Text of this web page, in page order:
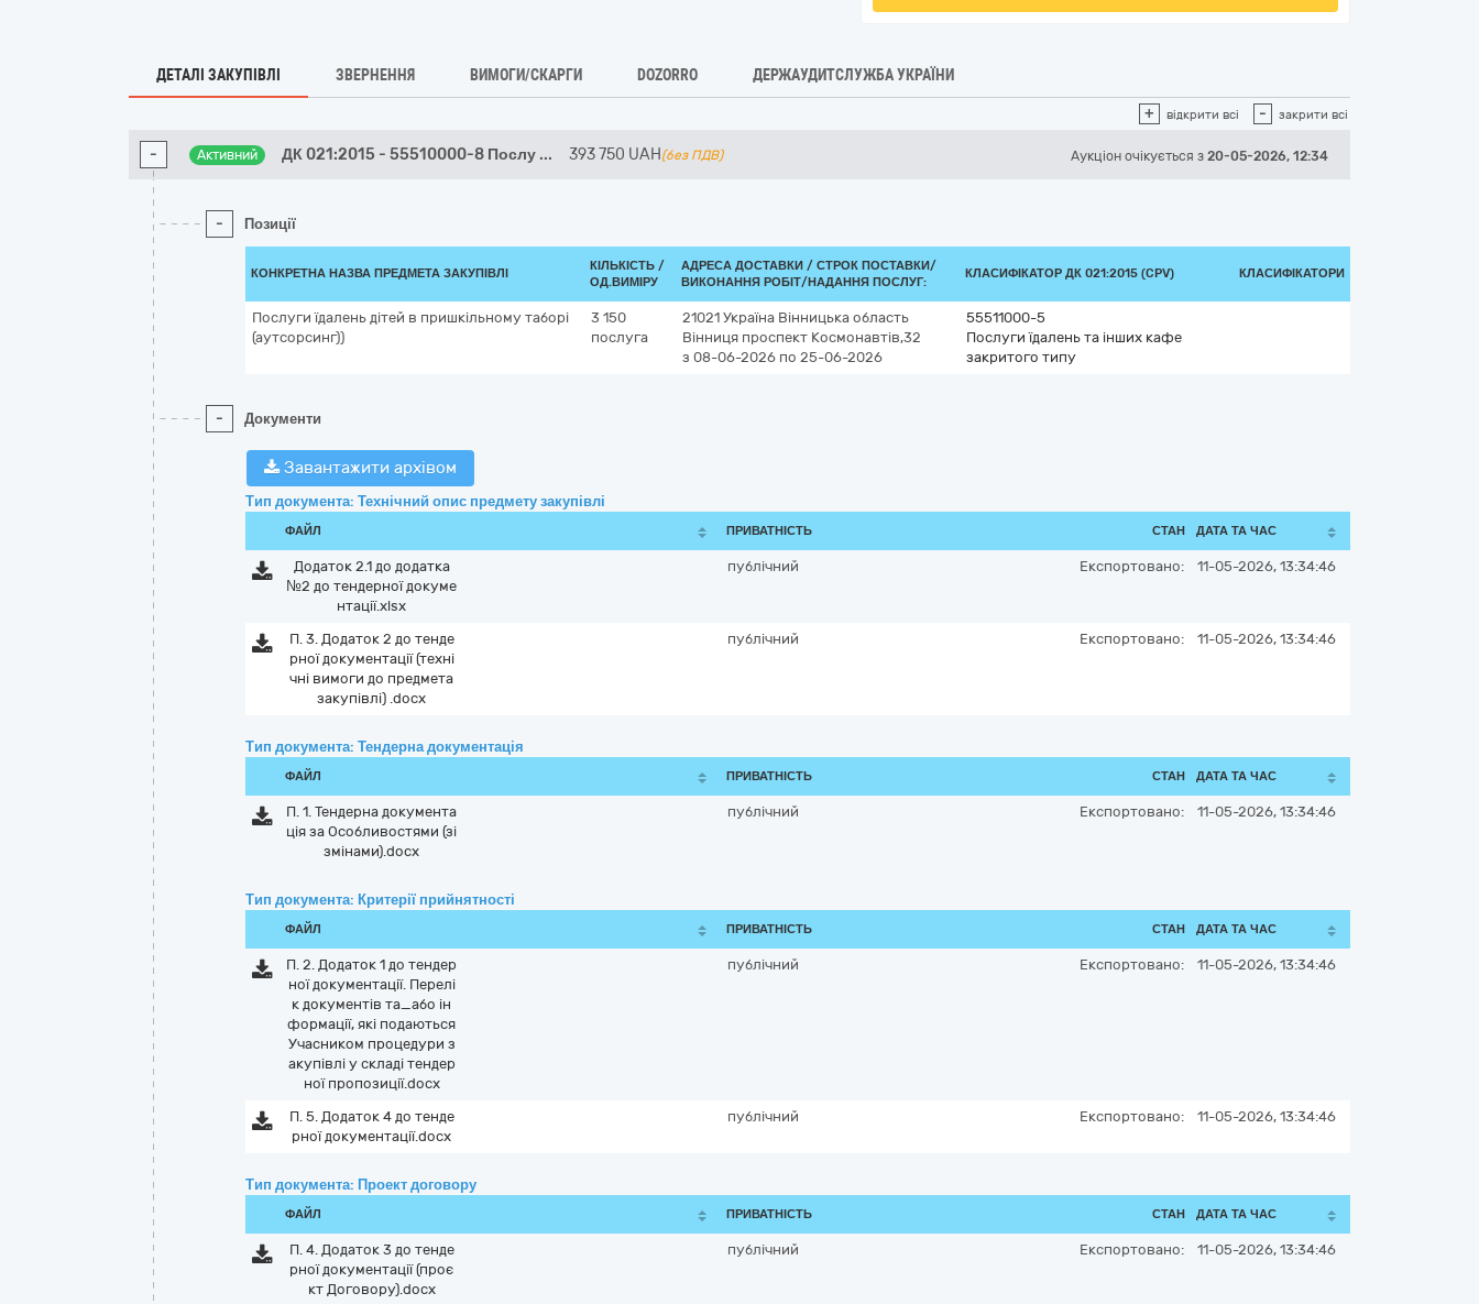
ДЕТАЛІ ЗАКУПІВЛІ ЗВЕРНЕННЯ ВИМОГИ/СКАРГИ DOZORRO ДЕРЖАУДИТСЛУЖБА УКРАЇНИ
+ відкрити всі - закрити всі
- Активний ДК 021:2015 - 55510000-8 Послу ... 393 750 UAH (без ПДВ) Аукціон очікується з 20-05-2026, 12:34
- Позиції
КОНКРЕТНА НАЗВА ПРЕДМЕТА ЗАКУПІВЛІ
КІЛЬКІСТЬ /
ОД.ВИМІРУ
АДРЕСА ДОСТАВКИ / СТРОК ПОСТАВКИ/
ВИКОНАННЯ РОБІТ/НАДАННЯ ПОСЛУГ:
КЛАСИФІКАТОР ДК 021:2015 (CPV) КЛАСИФІКАТОРИ
Послуги їдалень дітей в пришкільному таборі
(аутсорсинг))
3 150
послуга
21021 Україна Вінницька область
Вінниця проспект Космонавтів,32
з 08-06-2026 по 25-06-2026
55511000-5
Послуги їдалень та інших кафе
закритого типу
- Документи
Завантажити архівом
Тип документа: Технічний опис предмету закупівлі
ФАЙЛ ПРИВАТНІСТЬ СТАН ДАТА ТА ЧАС
Додаток 2.1 до додатка
№2 до тендерної докуме
нтації.xlsx
публічний Експортовано: 11-05-2026, 13:34:46
П. 3. Додаток 2 до тенде
рної документації (техні
чні вимоги до предмета
закупівлі) .docx
публічний Експортовано: 11-05-2026, 13:34:46
Тип документа: Тендерна документація
ФАЙЛ ПРИВАТНІСТЬ СТАН ДАТА ТА ЧАС
П. 1. Тендерна документа
ція за Особливостями (зі
змінами).docx
публічний Експортовано: 11-05-2026, 13:34:46
Тип документа: Критерії прийнятності
ФАЙЛ ПРИВАТНІСТЬ СТАН ДАТА ТА ЧАС
П. 2. Додаток 1 до тендер
ної документації. Перелі
к документів та_або ін
формації, які подаються
Учасником процедури з
акупівлі у складі тендер
ної пропозиції.docx
публічний Експортовано: 11-05-2026, 13:34:46
П. 5. Додаток 4 до тенде
рної документації.docx
публічний Експортовано: 11-05-2026, 13:34:46
Тип документа: Проект договору
ФАЙЛ ПРИВАТНІСТЬ СТАН ДАТА ТА ЧАС
П. 4. Додаток 3 до тенде
рної документації (проє
кт Договору).docx
публічний Експортовано: 11-05-2026, 13:34:46